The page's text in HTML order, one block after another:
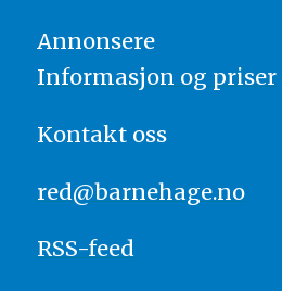
Annonsere
Informasjon og priser
Kontakt oss
red@barnehage.no
RSS-feed